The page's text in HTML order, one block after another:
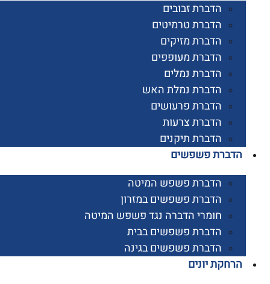
הדברת זבובים
הדברת טרמיטים
הדברת מזיקים
הדברת מעופפים
הדברת נמלים
הדברת נמלת האש
הדברת פרעושים
הדברת צרעות
הדברת תיקנים
פשפשים
הדברת פשפש המיטה
הדברת פשפשים במזרון
חומרי הדברה נגד פשפש המיטה
הדברת פשפשים בבית
הדברת פשפשים בגינה
יונים